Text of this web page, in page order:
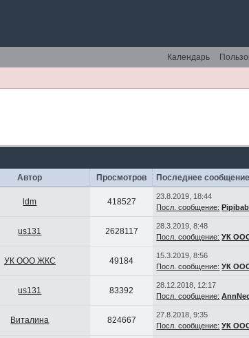
Календарь
Автор Просмотров Последнее сообщение
ldm 418527
23.8.2019, 18:44
Посл. сообщение:
us131 2628117
28.3.2019, 8:48
Посл. сообщение: УК
УК ООО ЖКС 49184
15.3.2019, 8:56
Посл. сообщение: УК
us131 83392
28.12.2018, 12:17
Посл. сообщение:
Виталина 824667
27.8.2018, 9:35
Посл. сообщение: УК